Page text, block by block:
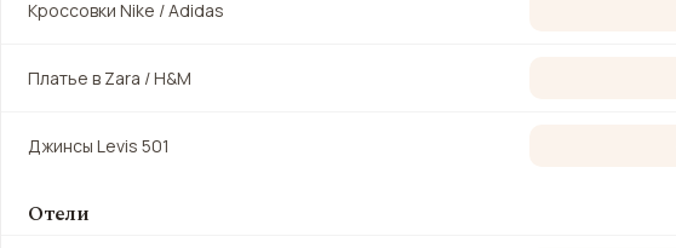
Кроссовки Nike / Adidas
Платье в Zara / H&M
Джинсы Levis 501
Отели